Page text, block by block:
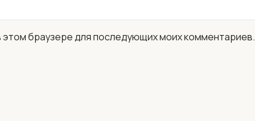
этом браузере для последующих моих комментариев.